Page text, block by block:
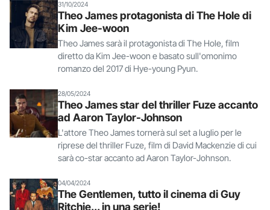
31/10/2024
Theo James protagonista di The Hole di
Kim Jee-woon
Theo James sarà il protagonista di The Hole, film
diretto da Kim Jee-woon e basato sull'omonimo
romanzo del 2017 di Hye-young Pyun.
28/05/2024
Theo James star del thriller Fuze accanto
ad Aaron Taylor-Johnson
L'attore Theo James tornerà sul set a luglio per le
riprese del thriller Fuze, film di David Mackenzie di cui
sarà co-star accanto ad Aaron Taylor-Johnson.
04/04/2024
The Gentlemen, tutto il cinema di Guy
Ritchie... in una serie!